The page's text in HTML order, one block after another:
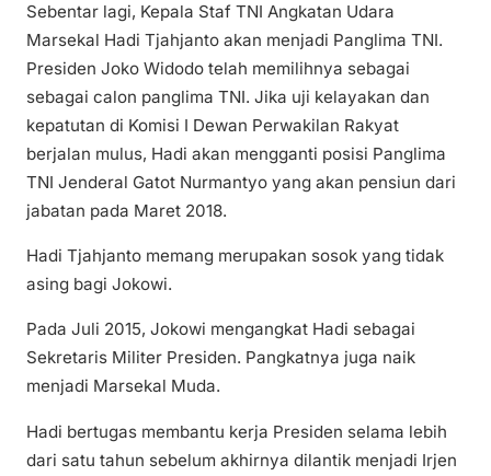
Sebentar lagi, Kepala Staf TNI Angkatan Udara
Marsekal Hadi Tjahjanto akan menjadi Panglima TNI.
Presiden Joko Widodo telah memilihnya sebagai
sebagai calon panglima TNI. Jika uji kelayakan dan
kepatutan di Komisi I Dewan Perwakilan Rakyat
berjalan mulus, Hadi akan mengganti posisi Panglima
TNI Jenderal Gatot Nurmantyo yang akan pensiun dari
jabatan pada Maret 2018.
Hadi Tjahjanto memang merupakan sosok yang tidak
asing bagi Jokowi.
Pada Juli 2015, Jokowi mengangkat Hadi sebagai
Sekretaris Militer Presiden. Pangkatnya juga naik
menjadi Marsekal Muda.
Hadi bertugas membantu kerja Presiden selama lebih
dari satu tahun sebelum akhirnya dilantik menjadi Irjen